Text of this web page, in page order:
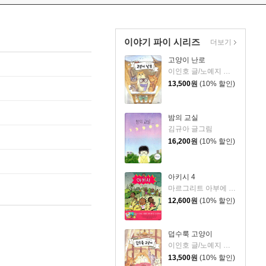
이야기 파이 시리즈
고양이 난로
이인호 글/노예지 그림
13,500원 (10% 할인)
밤의 교실
김규아 글그림
16,200원 (10% 할인)
아키시 4
마르그리트 아부에 글/마티외 사팽 그림/이희정 역
12,600원 (10% 할인)
덥수룩 고양이
이인호 글/노예지 그림
13,500원 (10% 할인)
더보기